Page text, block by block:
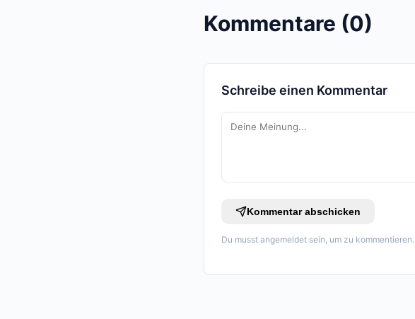
Kommentare (0)
Schreibe einen Kommentar
Kommentar abschicken
Du musst angemeldet sein, um zu kommentieren.